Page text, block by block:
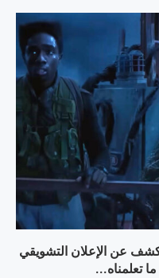
عن الإعلان التشويقي
ما تعلمناه...